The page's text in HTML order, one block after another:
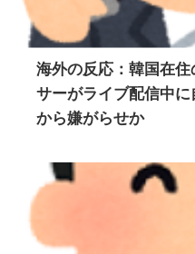
海外の反応：韓国在
サーがライブ配信中
から嫌がらせか